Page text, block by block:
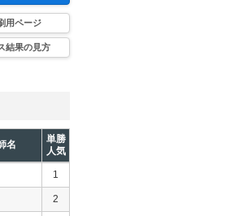
用ページ
結果の見方
名
単勝
人気
1
2